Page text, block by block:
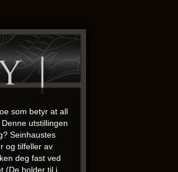
|
som betyr at all
utstillingen
Seinhaustes
og tilfeller av
deg fast ved
(De holder til i